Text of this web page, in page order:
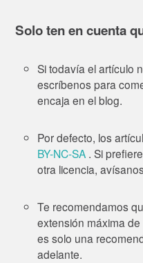
Solo ten en cuenta
Si todavía el artículo
escríbenos para
encaja en el blog.
Por defecto, los
BY-NC-SA. Si
otra licencia,
Te recomendamos
extensión máxima
es solo una
adelante.